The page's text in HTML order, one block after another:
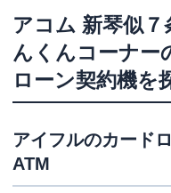
アコム 新琴似７
んくんコーナー
ローン契約機を
アイフルのカード
ATM